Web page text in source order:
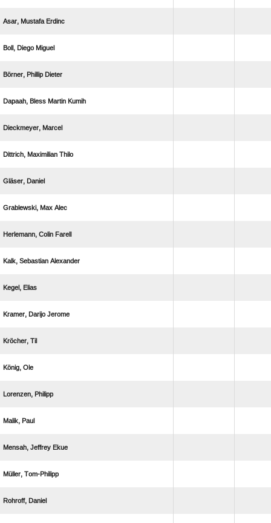
  
  
  
   
 
  
 
  
  
  
 
  
 
 
 
 
  
 
 